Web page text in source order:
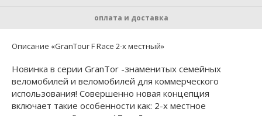
оплата и доставка
Описание «GranTour F Race 2-х местный»
Новинка в серии GranTor -знаменитых семейных
веломобилей и веломобилей для коммерческого
использования! Совершенно новая концепция
включает такие особенности как: 2-х местное